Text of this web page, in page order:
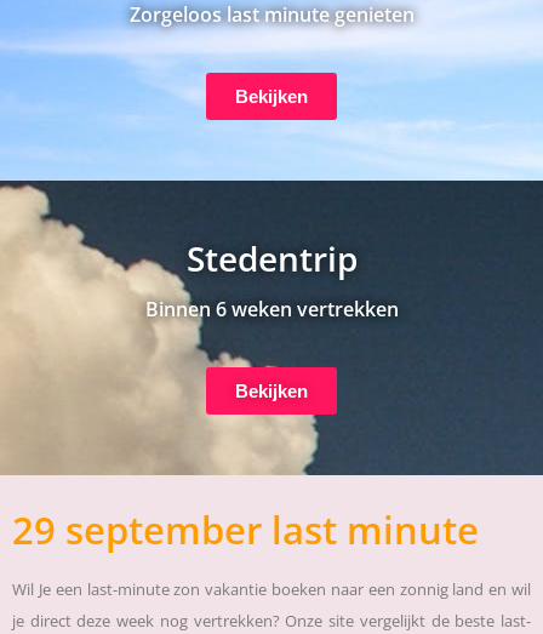
Zorgeloos last minute genieten
Bekijken
Stedentrip
Binnen 6 weken vertrekken
Bekijken
29 september last minute
Wil Je een last-minute zon vakantie boeken naar een zonnig land en wil
je direct deze week nog vertrekken? Onze site vergelijkt de beste last-